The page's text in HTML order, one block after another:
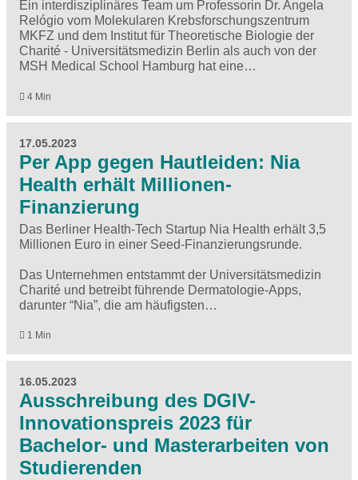
Ein interdisziplinäres Team um Professorin Dr. Angela
Relógio vom Molekularen Krebsforschungszentrum
MKFZ und dem Institut für Theoretische Biologie der
Charité - Universitätsmedizin Berlin als auch von der
MSH Medical School Hamburg hat eine…
4 Min
17.05.2023
Per App gegen Hautleiden: Nia
Health erhält Millionen-
Finanzierung
Das Berliner Health-Tech Startup Nia Health erhält 3,5
Millionen Euro in einer Seed-Finanzierungsrunde.
Das Unternehmen entstammt der Universitätsmedizin
Charité und betreibt führende Dermatologie-Apps,
darunter “Nia”, die am häufigsten…
1 Min
16.05.2023
Ausschreibung des DGIV-
Innovationspreis 2023 für
Bachelor- und Masterarbeiten von
Studierenden